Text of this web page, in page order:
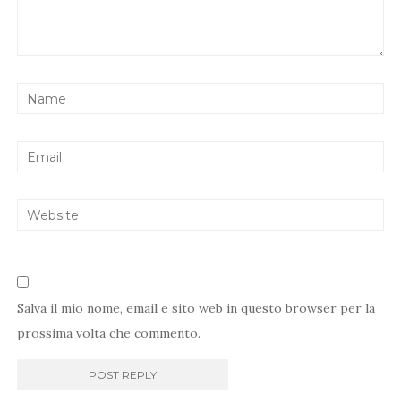
Salva il mio nome, email e sito web in questo browser per la
prossima volta che commento.